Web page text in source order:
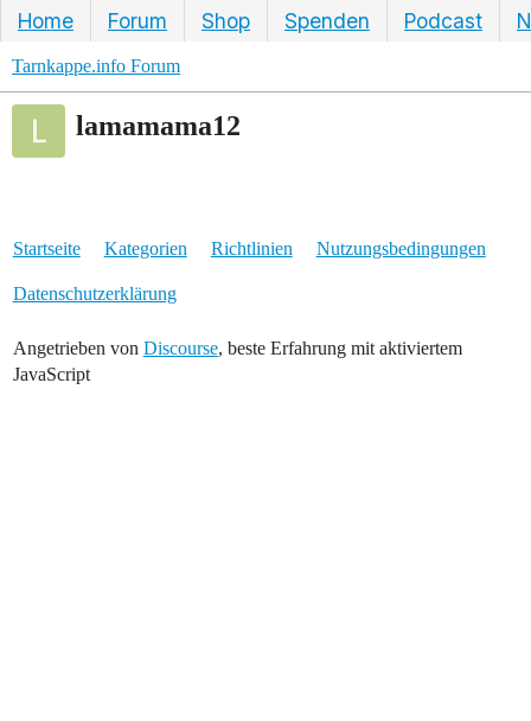
Home Forum Shop Spenden Podcast
Tarnkappe.info Forum
lamamama12
Startseite Kategorien Richtlinien Nutzungsbedingungen
Datenschutzerklärung
Angetrieben von Discourse, beste Erfahrung mit aktiviertem
JavaScript